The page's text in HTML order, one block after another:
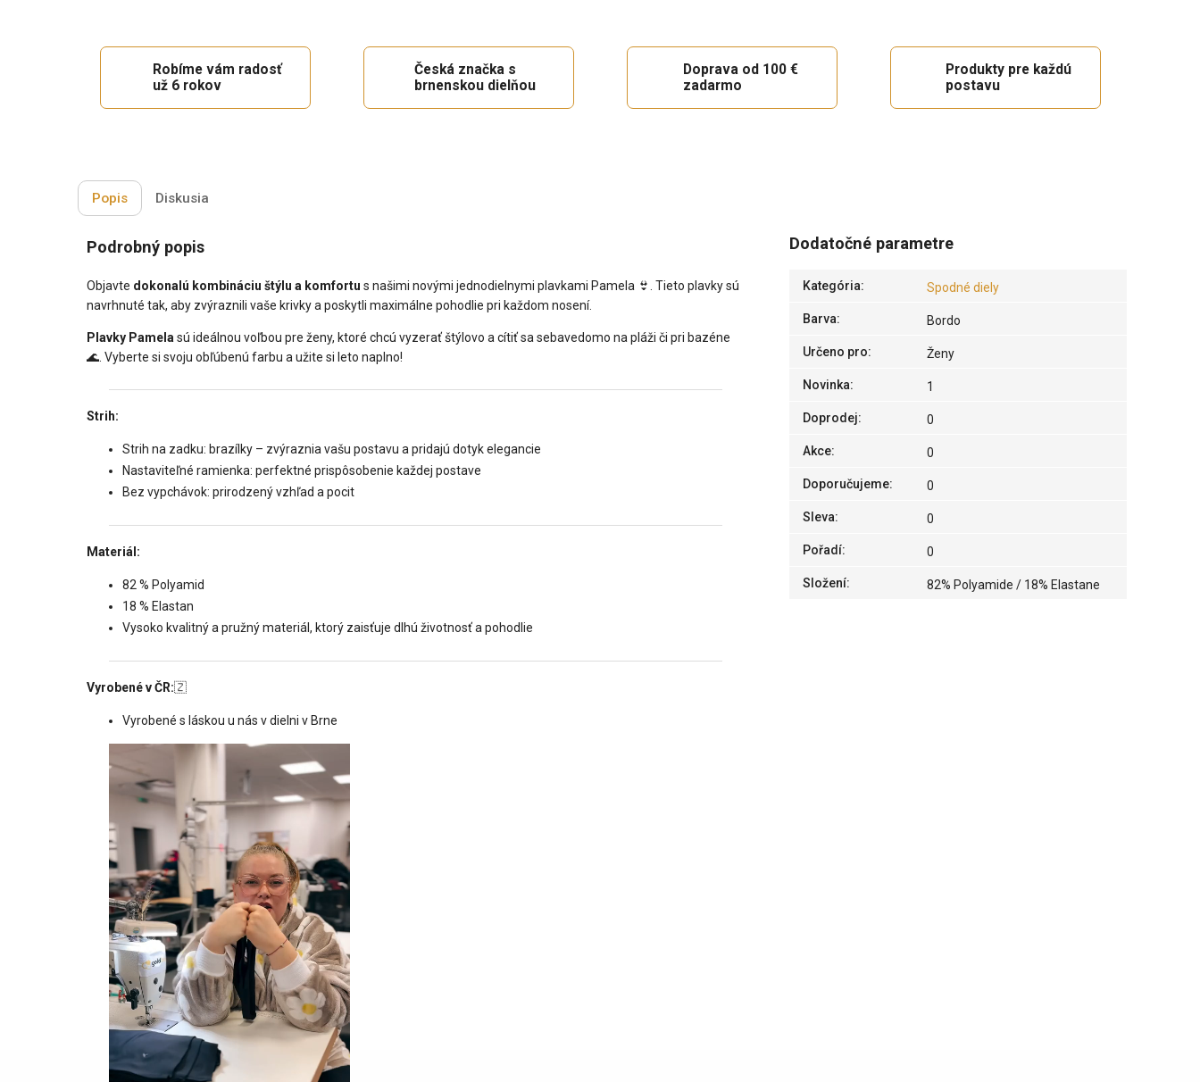
Robíme vám radosť
už 6 rokov
Česká značka s
brnenskou dielňou
Doprava od 100 €
zadarmo
Produkty pre každú
postavu
Popis Diskusia
Podrobný popis
Objavte dokonalú kombináciu štýlu a komfortu s našimi novými jednodielnymi plavkami Pamela 👙. Tieto plavky sú
navrhnuté tak, aby zvýraznili vaše krivky a poskytli maximálne pohodlie pri každom nosení.
Plavky Pamela sú ideálnou voľbou pre ženy, ktoré chcú vyzerať štýlovo a cítiť sa sebavedomo na pláži či pri bazéne
🌊. Vyberte si svoju obľúbenú farbu a užite si leto naplno!
Strih:
Strih na zadku: brazílky – zvýraznia vašu postavu a pridajú dotyk elegancie
Nastaviteľné ramienka: perfektné prispôsobenie každej postave
Bez vypchávok: prirodzený vzhľad a pocit
Materiál:
82 % Polyamid
18 % Elastan
Vysoko kvalitný a pružný materiál, ktorý zaisťuje dlhú životnosť a pohodlie
Vyrobené v ČR:🇿
Vyrobené s láskou u nás v dielni v Brne
Dodatočné parametre
Kategória: Spodné diely
Barva: Bordo
Určeno pro: Ženy
Novinka: 1
Doprodej: 0
Akce: 0
Doporučujeme: 0
Sleva: 0
Pořadí: 0
Složení: 82% Polyamide / 18% Elastane